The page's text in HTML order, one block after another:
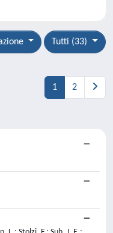
Tutti (33)
1 2